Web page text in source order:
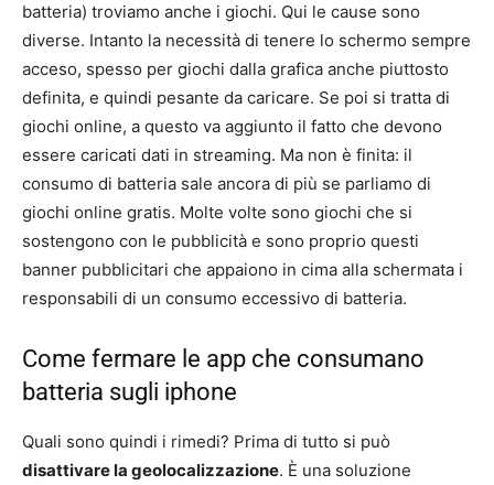
batteria) troviamo anche i giochi. Qui le cause sono
diverse. Intanto la necessità di tenere lo schermo sempre
acceso, spesso per giochi dalla grafica anche piuttosto
definita, e quindi pesante da caricare. Se poi si tratta di
giochi online, a questo va aggiunto il fatto che devono
essere caricati dati in streaming. Ma non è finita: il
consumo di batteria sale ancora di più se parliamo di
giochi online gratis. Molte volte sono giochi che si
sostengono con le pubblicità e sono proprio questi
banner pubblicitari che appaiono in cima alla schermata i
responsabili di un consumo eccessivo di batteria.
Come fermare le app che consumano
batteria sugli iphone
Quali sono quindi i rimedi? Prima di tutto si può
disattivare la geolocalizzazione. È una soluzione